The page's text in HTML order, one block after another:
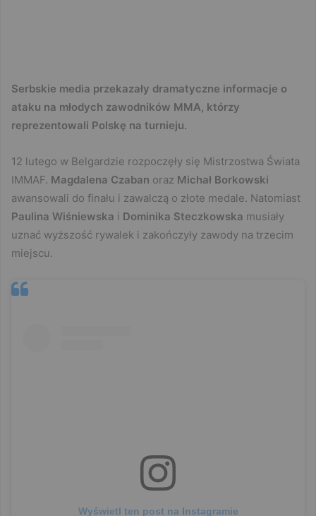
Serbskie media przekazały dramatyczne informacje o
ataku na młodych zawodników MMA, którzy
reprezentowali Polskę na turnieju.
12 lutego w Belgardzie rozpoczęły się Mistrzostwa Świata
IMMAF. Magdalena Czaban oraz Michał Borkowski
awansowali do finału i zawalczą o złote medale. Natomiast
Paulina Wiśniewska i Dominika Steczkowska musiały
uznać wyższość rywalek i zakończyły zawody na trzecim
miejscu.
Wyświetl ten post na Instagramie